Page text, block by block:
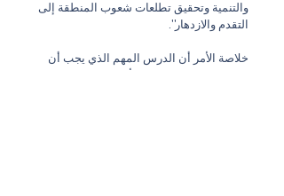
والتنمية وتحقيق تطلعات شعوب المنطقة إلى
التقدم والازدهار".
خلاصة الأمر أن الدرس المهم الذي يجب أن